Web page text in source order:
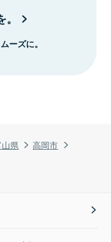
県
高岡市
ーズに。